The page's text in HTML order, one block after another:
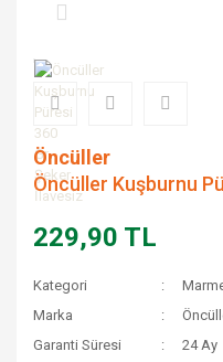
Öncüller
Öncüller Kuşburnu
229,90 TL
Kategori
Marka
Garanti Süresi
24 Ay